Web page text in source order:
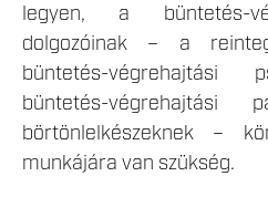
legyen, a büntetés-
dolgozóinak – a
büntetés-végrehajtási
büntetés-
börtönlelkészeknek –
munkájára van szükség.